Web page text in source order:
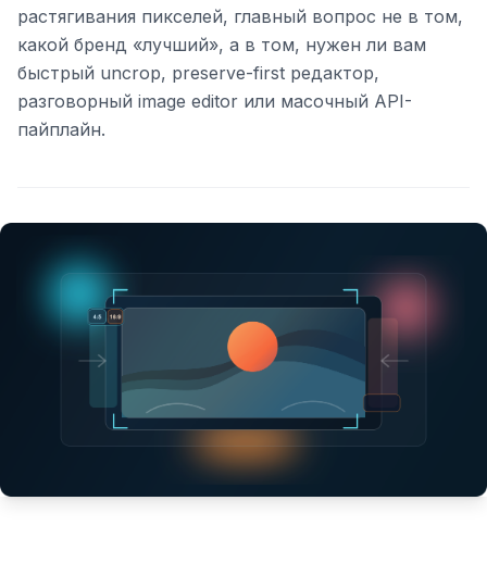
растягивания пикселей, главный вопрос не в том,
какой бренд «лучший», а в том, нужен ли вам
быстрый uncrop, preserve-first редактор,
разговорный image editor или масочный API-
пайплайн.